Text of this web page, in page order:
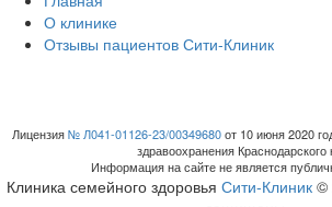
О клинике
Отзывы пациентов Сити-Клиник
Лицензия№ Л041-01126-23/00349680от 10 июня 2020
здравоохранения Краснодарского
Информация на сайте не является
Клиника семейного здоровья Сити-Клиник©